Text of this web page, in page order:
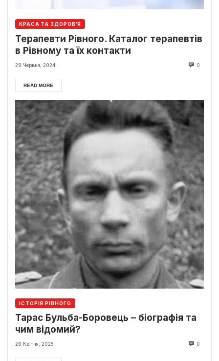
КРАСА ТА ЗДОРОВ'Я
Терапевти Рівного. Каталог терапевтів
в Рівному та їх контакти
29 Червня, 2024 0
READ MORE
ІСТОРІЯ РІВНОГО
Тарас Бульба-Боровець – біографія та
чим відомий?
26 Квітня, 2025 0